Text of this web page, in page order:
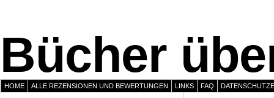
Bücher
HOME ALLE REZENSIONEN UND BEWERTUNGEN LINKS FAQ